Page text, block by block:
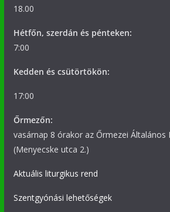
18.00
Hétfőn, szerdán és pénteken:
7:00
Kedden és csütörtökön:
17:00
Őrmezőn:
vasárnap 8 órakor az Őrmezei Általános
(Menyecske utca 2.)
Aktuális liturgikus rend
Szentgyónási lehetőségek